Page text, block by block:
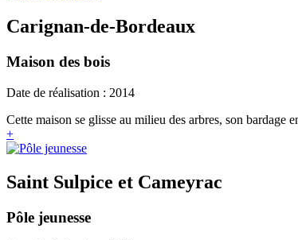
Carignan-de-Bordeaux
Maison des bois
Date de réalisation : 2014
Cette maison se glisse au milieu des arbres, son bardage
+
Saint Sulpice et Cameyrac
Pôle jeunesse